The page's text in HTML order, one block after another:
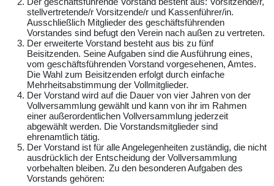
stellvertretende/r Vorsitzende/r und Kassenführer/in.
Ausschließlich Mitglieder des geschäftsführenden
Vorstandes sind befugt den Verein nach außen zu vertreten.
Der erweiterte Vorstand besteht aus bis zu fünf
Beisitzenden. Seine Aufgaben sind die Ausführung eines,
vom geschäftsführenden Vorstand vorgesehenen, Amtes.
Die Wahl zum Beisitzenden erfolgt durch einfache
Mehrheitsabstimmung der Vollmitglieder.
Der Vorstand wird auf die Dauer von vier Jahren von der
Vollversammlung gewählt und kann von ihr im Rahmen
einer außerordentlichen Vollversammlung jederzeit
abgewählt werden. Die Vorstandsmitglieder sind
ehrenamtlich tätig.
Der Vorstand ist für alle Angelegenheiten zuständig, die nicht
ausdrücklich der Entscheidung der Vollversammlung
vorbehalten bleiben. Zu den besonderen Aufgaben des
Vorstands gehören: